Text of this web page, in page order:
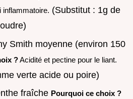
inflammatoire. (Substitut : 1g de
Smith moyenne (environ 150
?Acidité et pectine pour le liant.
verte acide ou poire)
fraîche Pourquoi ce choix ?